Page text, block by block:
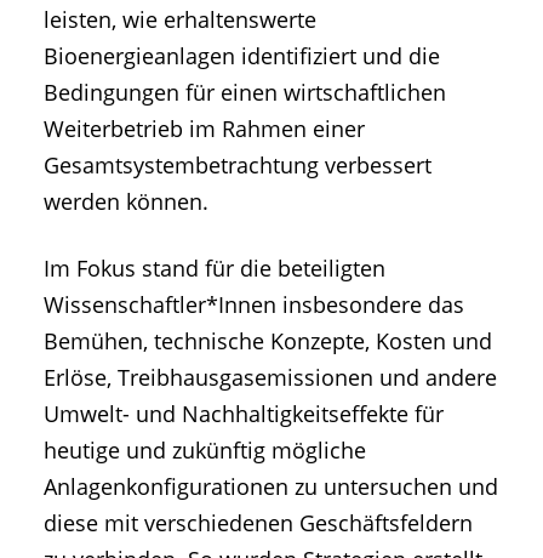
leisten, wie erhaltenswerte
Bioenergieanlagen identifiziert und die
Bedingungen für einen wirtschaftlichen
Weiterbetrieb im Rahmen einer
Gesamtsystembetrachtung verbessert
werden können.
Im Fokus stand für die beteiligten
Wissenschaftler*Innen insbesondere das
Bemühen, technische Konzepte, Kosten und
Erlöse, Treibhausgasemissionen und andere
Umwelt- und Nachhaltigkeitseffekte für
heutige und zukünftig mögliche
Anlagenkonfigurationen zu untersuchen und
diese mit verschiedenen Geschäftsfeldern